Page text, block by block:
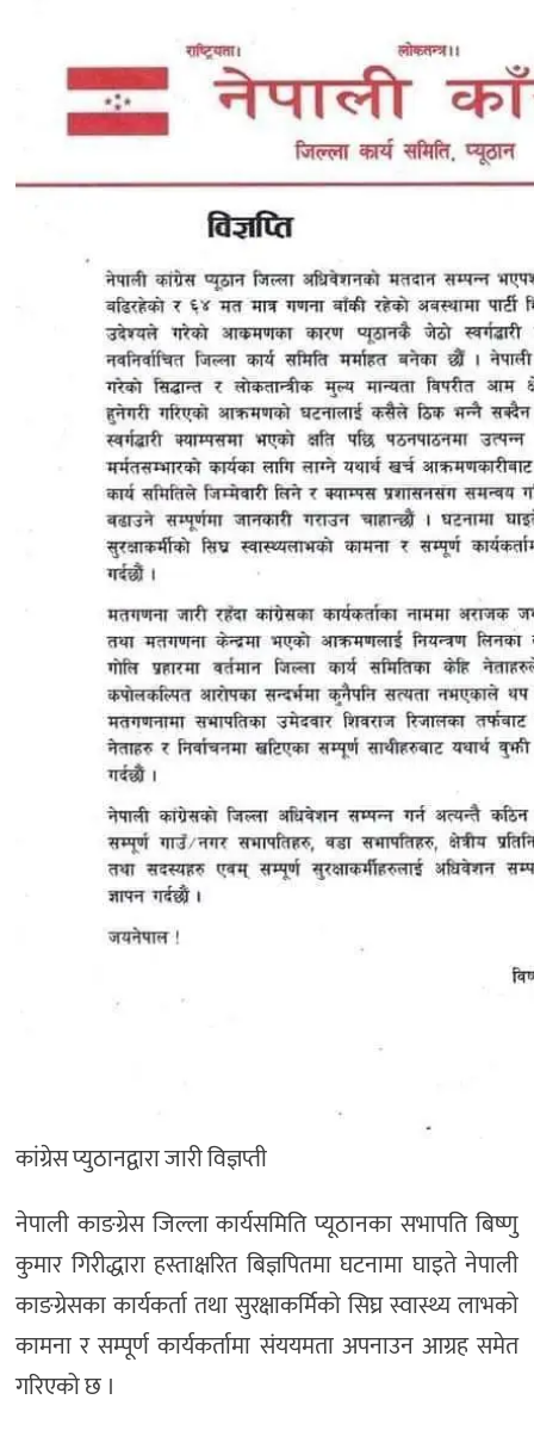
कांग्रेस प्युठानद्वारा जारी विज्ञप्ती
नेपाली काङग्रेस जिल्ला कार्यसमिति प्यूठानका सभापति बिष्णु
कुमार गिरीद्धारा हस्ताक्षरित बिज्ञपितमा घटनामा घाइते नेपाली
काङग्रेसका कार्यकर्ता तथा सुरक्षाकर्मिको सिघ्र स्वास्थ्य लाभको
कामना र सम्पूर्ण कार्यकर्तामा संययमता अपनाउन आग्रह समेत
गरिएको छ ।